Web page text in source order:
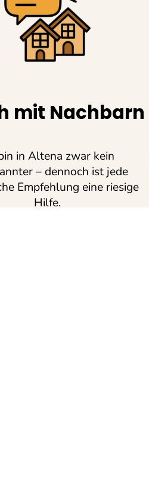
mit Nachbarn
in Altena zwar kein
– dennoch ist jede
Empfehlung eine riesige
Hilfe.